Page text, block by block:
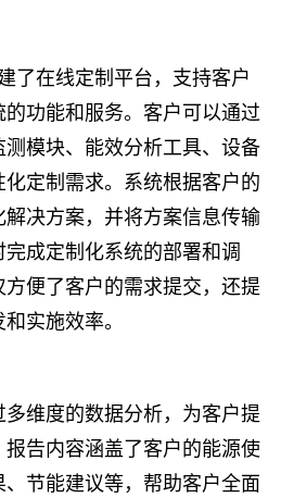
了在线定制平台，支持客户
功能和服务。客户可以通过
模块、能效分析工具、设备
定制需求。系统根据客户的
决方案，并将方案信息传输
成定制化系统的部署和调
便了客户的需求提交，还提
实施效率。
维度的数据分析，为客户提
告内容涵盖了客户的能源使
节能建议等，帮助客户全面